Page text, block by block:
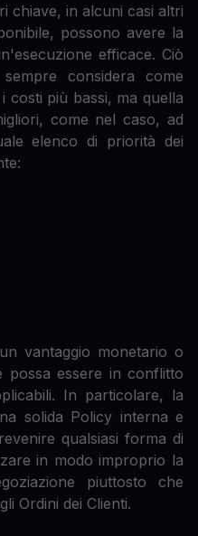
chiave, in alcuni casi altri
possono avere la
efficace. Ciò
considera come
costi più bassi, ma quella
come nel caso, ad
elenco di priorità dei
vantaggio monetario o
essere in conflitto
In particolare, la
solida Policy interna e
qualsiasi forma di
in modo improprio la
piuttosto che
Ordini dei Clienti.